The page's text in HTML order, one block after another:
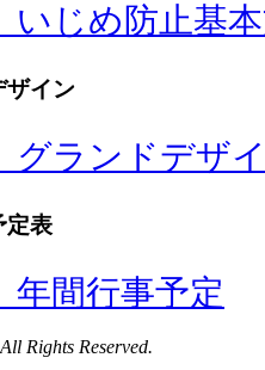
じめ防止基
ザイン
ランドデザ
定表
間行事予定
Rights Reserved.